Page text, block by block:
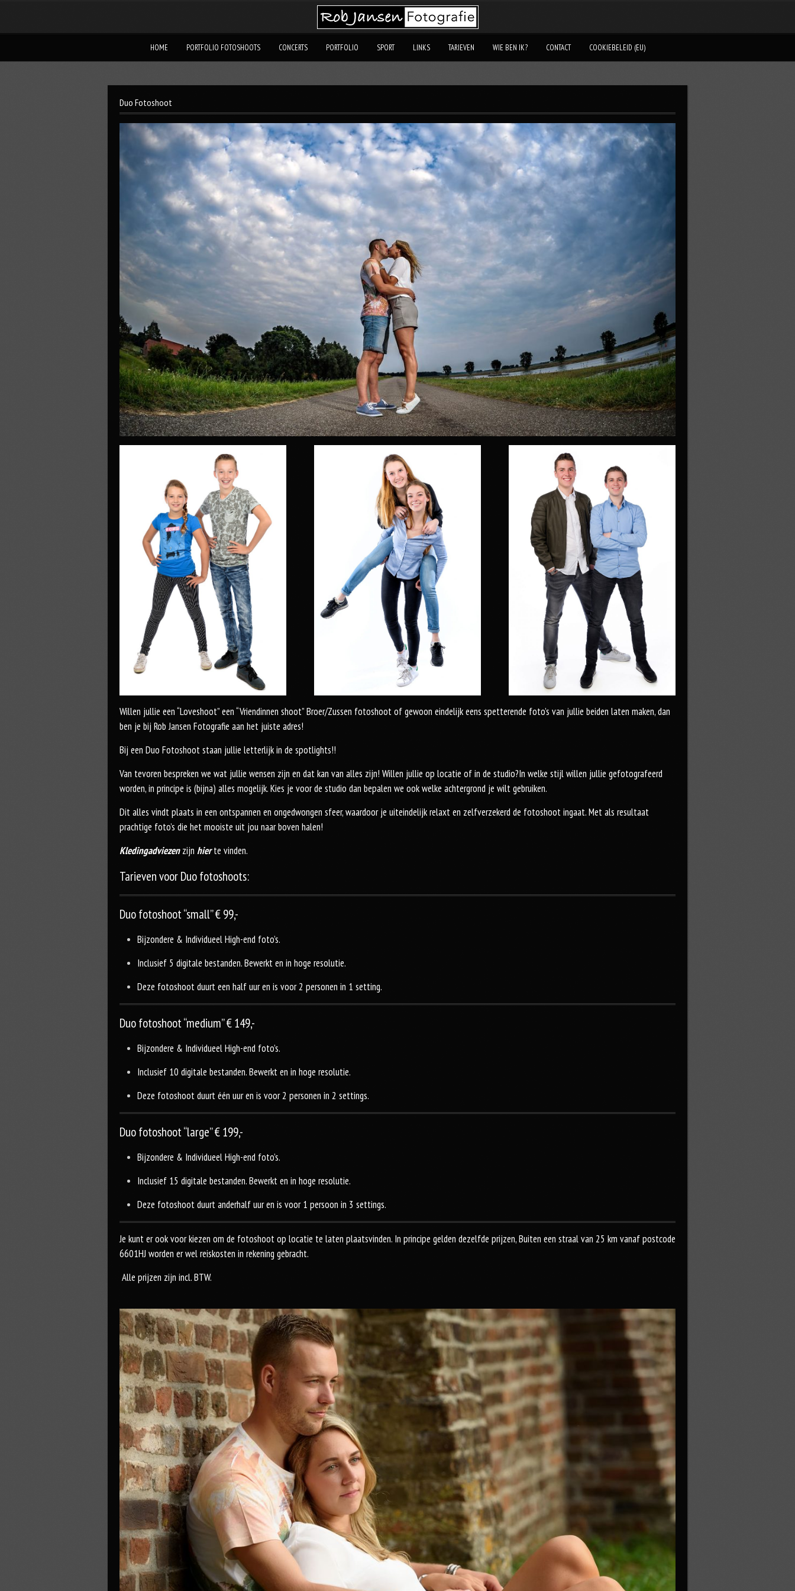
HOME PORTFOLIO FOTOSHOOTS CONCERTS PORTFOLIO SPORT LINKS TARIEVEN WIE BEN IK? CONTACT COOKIEBELEID (EU)
Duo Fotoshoot
Willen jullie een “Loveshoot” een “Vriendinnen shoot” Broer/Zussen fotoshoot of gewoon eindelijk eens spetterende foto’s van jullie beiden laten maken, dan
ben je bij Rob Jansen Fotografie aan het juiste adres!
Bij een Duo Fotoshoot staan jullie letterlijk in de spotlights!!
Van tevoren bespreken we wat jullie wensen zijn en dat kan van alles zijn! Willen jullie op locatie of in de studio?In welke stijl willen jullie gefotografeerd
worden, in principe is (bijna) alles mogelijk. Kies je voor de studio dan bepalen we ook welke achtergrond je wilt gebruiken.
Dit alles vindt plaats in een ontspannen en ongedwongen sfeer, waardoor je uiteindelijk relaxt en zelfverzekerd de fotoshoot ingaat. Met als resultaat
prachtige foto’s die het mooiste uit jou naar boven halen!
Kledingadviezenzijn hierte vinden.
Tarieven voor Duo fotoshoots:
Duo fotoshoot “small” € 99,-
Bijzondere & Individueel High-end foto’s.
Inclusief 5 digitale bestanden. Bewerkt en in hoge resolutie.
Deze fotoshoot duurt een half uur en is voor 2 personen in 1 setting.
Duo fotoshoot “medium” € 149,-
Bijzondere & Individueel High-end foto’s.
Inclusief 10 digitale bestanden. Bewerkt en in hoge resolutie.
Deze fotoshoot duurt één uur en is voor 2 personen in 2 settings.
Duo fotoshoot “large” € 199,-
Bijzondere & Individueel High-end foto’s.
Inclusief 15 digitale bestanden. Bewerkt en in hoge resolutie.
Deze fotoshoot duurt anderhalf uur en is voor 1 persoon in 3 settings.
Je kunt er ook voor kiezen om de fotoshoot op locatie te laten plaatsvinden. In principe gelden dezelfde prijzen, Buiten een straal van 25 km vanaf postcode
6601HJ worden er wel reiskosten in rekening gebracht.
Alle prijzen zijn incl. BTW.